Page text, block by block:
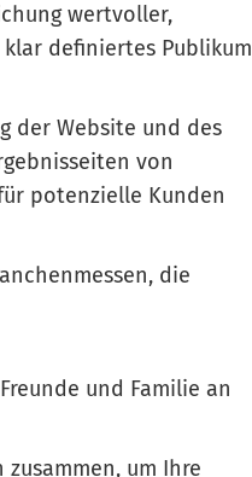
wertvoller,
definiertes Publikum
der Website und des
von
potenzielle Kunden
die
und Familie an
um Ihre